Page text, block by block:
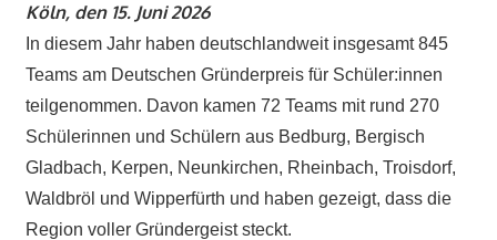
Köln, den 15. Juni 2026
In diesem Jahr haben deutschlandweit insgesamt 845
Teams am Deutschen Gründerpreis für Schüler:innen
teilgenommen. Davon kamen 72 Teams mit rund 270
Schülerinnen und Schülern aus Bedburg, Bergisch
Gladbach, Kerpen, Neunkirchen, Rheinbach, Troisdorf,
Waldbröl und Wipperfürth und haben gezeigt, dass die
Region voller Gründergeist steckt.